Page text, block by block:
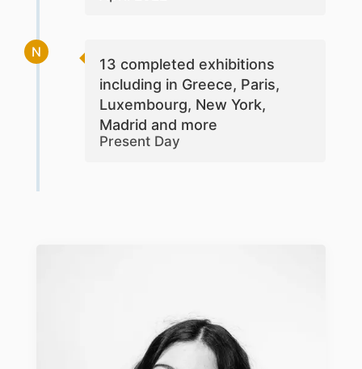
N
13 completed exhibitions
including in Greece, Paris,
Luxembourg, New York,
Madrid and more
Present Day